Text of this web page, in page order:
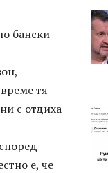
бански
тя
с отдиха
е, че